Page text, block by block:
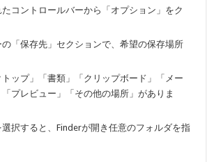
コントロールバーから「オプション」をク
「保存先」セクションで、希望の保存場所
ップ」「書類」「クリップボード」「メー
プレビュー」「その他の場所」がありま
選択すると、Finderが開き任意のフォルダを指